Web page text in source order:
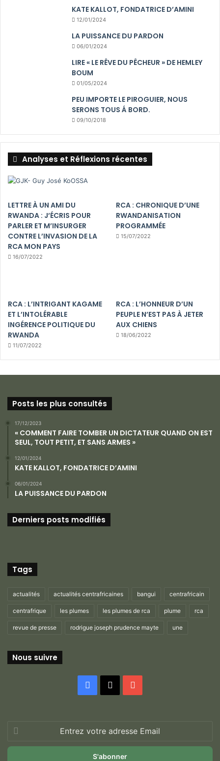
KATE KALLOT, FONDATRICE D’AMINI
12/01/2024
LA PUISSANCE DU PARDON
06/01/2024
LIRE « LE RÊVE DU PÊCHEUR » DE HEMLEY
BOUM
01/05/2024
PEU IMPORTE LE PIROGUIER, NOUS
SERONS TOUS Á BORD.
09/10/2018
Analyses et Réflexions récentes
LETTRE À UN AMI DU
RWANDA : J’ÉCRIS POUR
PARLER ET M’INSURGER
CONTRE L’INVASION DE LA
RCA MON PAYS
16/07/2022
RCA : CHRONIQUE D’UNE
RWANDANISATION
PROGRAMMÉE
15/07/2022
RCA : L’INTRIGANT KAGAME
ET L’INTOLÉRABLE
INGÉRENCE POLITIQUE DU
RWANDA
11/07/2022
RCA : L’HONNEUR D’UN
PEUPLE N’EST PAS À JETER
AUX CHIENS
18/06/2022
Posts les plus consultés
17/12/2023
« COMMENT FAIRE TOMBER UN DICTATEUR QUAND ON EST
SEUL, TOUT PETIT, ET SANS ARMES »
12/01/2024
KATE KALLOT, FONDATRICE D’AMINI
06/01/2024
LA PUISSANCE DU PARDON
Derniers posts modifiés
Tags
actualités actualités centrafricaines bangui centrafricain
centrafrique les plumes les plumes de rca plume rca
revue de presse rodrigue joseph prudence mayte une
Nous suivre
Facebook
votre
adresse